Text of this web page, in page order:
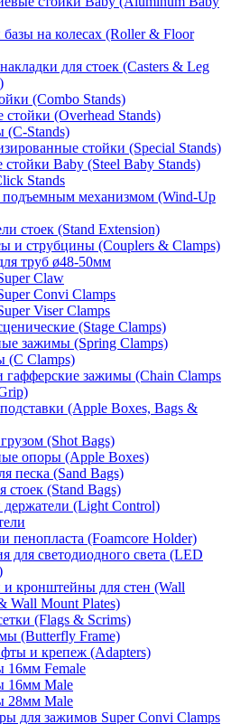
на колесах (Roller & Floor
для стоек (Casters & Leg
(Combo Stands)
стойки (Overhead Stands)
(C-Stands)
стойки (Special Stands)
стойки Baby (Steel Baby Stands)
Stands
механизмом (Wind-Up
стоек (Stand Extension)
и струбцины (Couplers & Clamps)
труб ø48-50мм
Claw
Convi Clamps
Viser Clamps
(Stage Clamps)
зажимы (Spring Clamps)
(C Clamps)
зажимы (Chain Clamps
(Apple Boxes, Bags &
(Shot Bags)
опоры (Apple Boxes)
песка (Sand Bags)
стоек (Stand Bags)
(Light Control)
пенопласта (Foamcore Holder)
для светодиодного света (LED
и кронштейны для стен (Wall
Wall Mount Plates)
(Flags & Scrims)
(Butterfly Frame)
и крепеж (Adapters)
16мм Female
16мм Male
28мм Male
для зажимов Super Convi Clamps